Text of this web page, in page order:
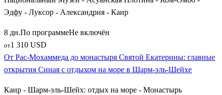
Эдфу - Луксор - Александрия - Каир
8 дн.По программеНе включён
от1 310 USD
От Рас-Мохаммеда до монастыря Святой Екатерины: главные
открытия Синая с отдыхом на море в Шарм-эль-Шейхе
Каир - Шарм-эль-Шейх: отдых на море - Монастырь